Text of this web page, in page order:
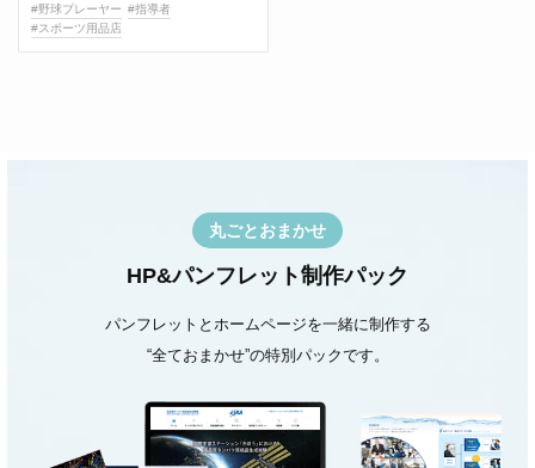
#野球プレーヤー #指導者
#スポーツ用品店
丸ごとおまかせ
HP&パンフレット制作パック
パンフレットとホームページを一緒に制作する
“全ておまかせ”の特別パックです。